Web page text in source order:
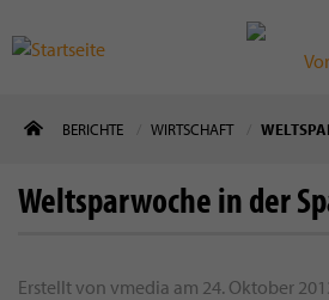
zum
BERICHTE WIRTSCHAFT
Weltsparwoche in der
Erstellt von vmedia am 24. Oktober